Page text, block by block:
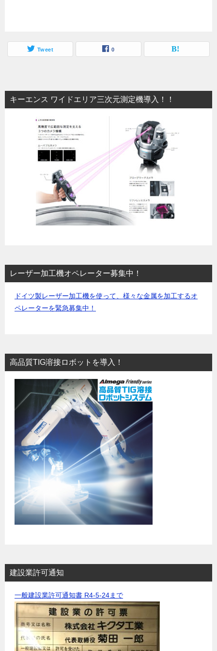
Tweet 0
キーエンス ワイドエリア三次元測定機導入！！
レーザー加工機オペレーター募集中！
ドイツ製レーザー加工機を使って、様々な金属を加工するオ
ペレーターを緊急募集中！
高品質TIG溶接ロボットを導入！
建設業許可通知
一般建設業許可通知書 R4-5-24まで